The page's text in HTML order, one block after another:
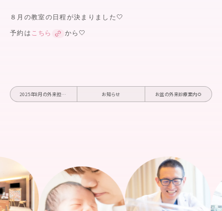
８月の教室の日程が決まりました🤍
予約は こちら から🤍
2025年8月の外来担当医表🍧 お知らせ お盆の外来診療案内🌻